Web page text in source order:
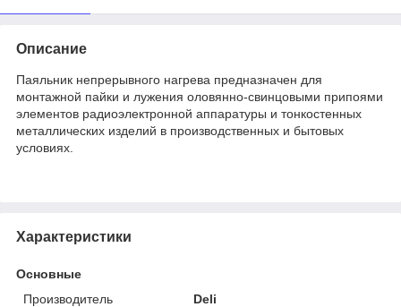
Описание
Паяльник непрерывного нагрева предназначен для
монтажной пайки и лужения оловянно-свинцовыми припоями
элементов радиоэлектронной аппаратуры и тонкостенных
металлических изделий в производственных и бытовых
условиях.
Характеристики
Основные
Производитель
Deli